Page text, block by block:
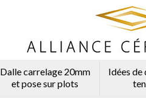
Dalle carrelage 20mm
et pose sur plots
Idées